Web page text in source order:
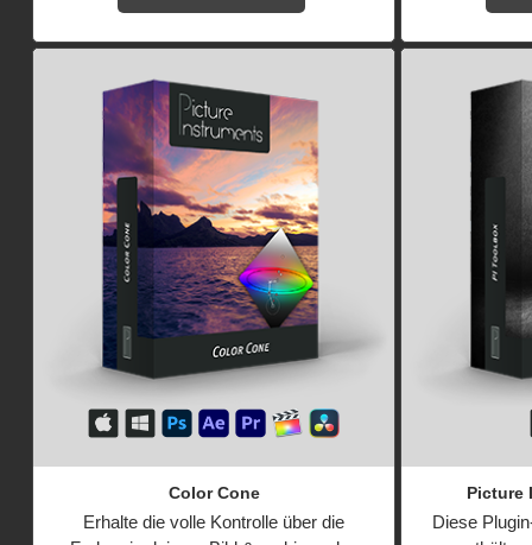
Color Cone
Erhalte die volle Kontrolle über die
Picture
Diese